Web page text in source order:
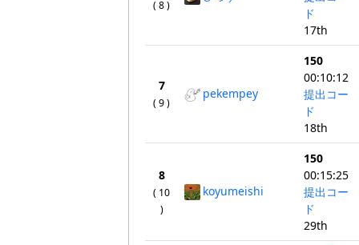
( 8 )
ド
17th
7
( 9 )
pekempey
150
00:10:12
提出コー
ド
18th
8
( 10
)
koyumeishi
150
00:15:25
提出コー
ド
29th